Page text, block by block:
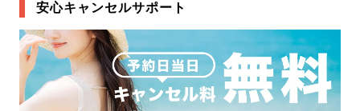
安心キャンセルサポート